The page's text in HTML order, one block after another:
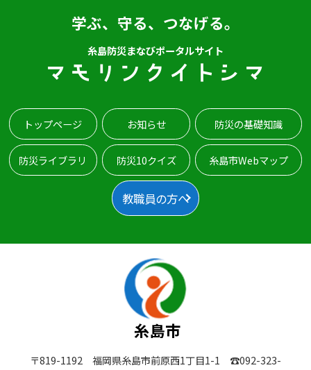
学ぶ、守る、つなげる。
糸島防災まなびポータルサイト
マモリンクイトシマ
トップページ お知らせ 防災の基礎知識
防災ライブラリ 防災10クイズ 糸島市Webマップ
教職員の方へ
〒819-1192 福岡県糸島市前原西1丁目1-1 ☎︎092-323-